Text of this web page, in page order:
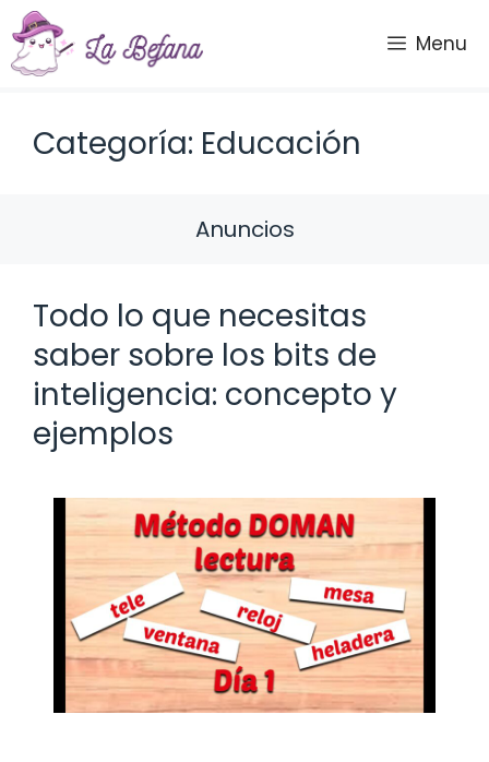
Saltar
al
contenido
Menu
Categoría: Educación
Anuncios
Todo lo que necesitas
saber sobre los bits de
inteligencia: concepto y
ejemplos